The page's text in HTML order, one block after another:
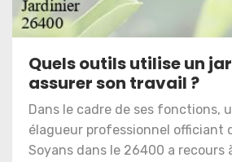
Quels outils utilise un
assurer son travail ?
Dans le cadre de ses fonctions,
élagueur professionnel officiant
Soyans dans le 26400 a recours